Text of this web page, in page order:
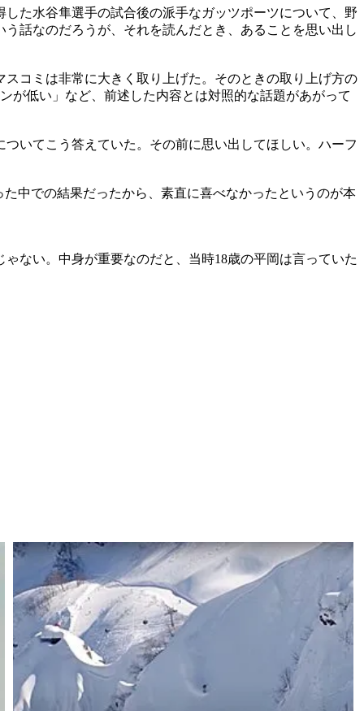
た水谷隼選手の試合後の派手なガッツポーツについて、野
話なのだろうが、それを読んだとき、あることを思い出し
コミは非常に大きく取り上げた。そのときの取り上げ方の
が低い」など、前述した内容とは対照的な話題があがって
いてこう答えていた。その前に思い出してほしい。ハーフ
中での結果だったから、素直に喜べなかったというのが本
ない。中身が重要なのだと、当時18歳の平岡は言っていた